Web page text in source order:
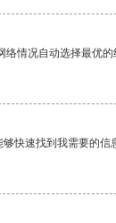
情况自动选择最优的
快速找到我需要的信